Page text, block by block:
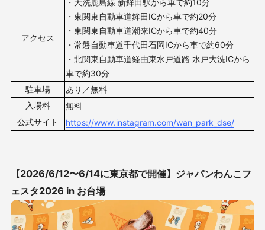
アクセス
・大洗鹿島線 新鉾田駅から車で約10分
・東関東自動車道鉾田ICから車で約20分
・東関東自動車道潮来ICから車で約40分
・常磐自動車道千代田石岡ICから車で約60分
・北関東自動車道経由東水戸道路 水戸大洗ICから
車で約30分
駐車場
あり／無料
入場料
無料
公式サイト
https://www.instagram.com/wan_park_dse/
【2026/6/12〜6/14に東京都で開催】 ジャパンわんこフ
ェスタ2026 in お台場